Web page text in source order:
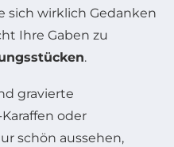
sich wirklich Gedanken
Ihre Gaben zu
.
gravierte
oder
schön aussehen,